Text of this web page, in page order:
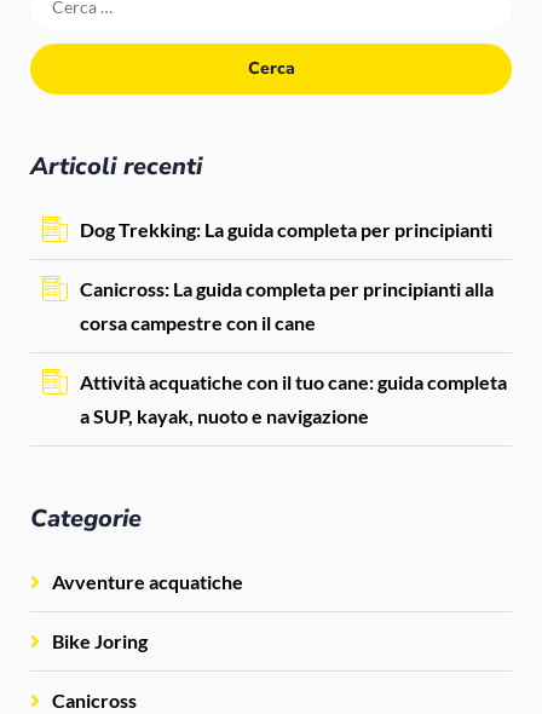
Articoli recenti
Dog Trekking: La guida completa per principianti
Canicross: La guida completa per principianti alla
corsa campestre con il cane
Attività acquatiche con il tuo cane: guida completa
a SUP, kayak, nuoto e navigazione
Categorie
Avventure acquatiche
Bike Joring
Canicross